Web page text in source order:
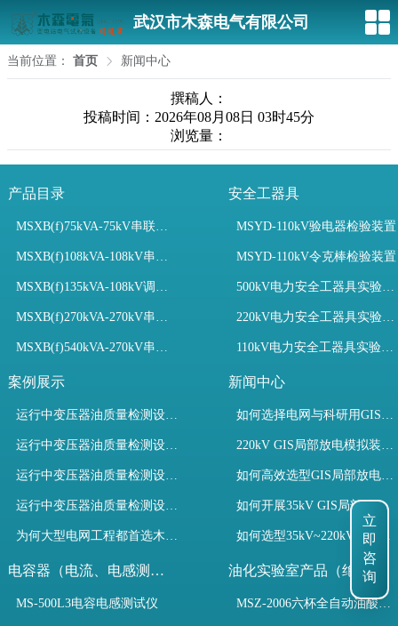
武汉市木森电气有限公司
当前位置： 首页 新闻中心
撰稿人：
投稿时间：2026年08月08日 03时45分
浏览量：
产品目录
MSXB(f)75kVA-75kV串联谐振装置
MSXB(f)108kVA-108kV串联谐振试验装置
MSXB(f)135kVA-108kV调频串联谐振试验装置
MSXB(f)270kVA-270kV串联谐振
MSXB(f)540kVA-270kV串联谐振试验装置
安全工器具
MSYD-110kV验电器检验装置
MSYD-110kV令克棒检验装置
500kV电力安全工器具实验室配置
220kV电力安全工器具实验室配置
110kV电力安全工器具实验室配置
案例展示
运行中变压器油质量检测设备有哪些优势？
运行中变压器油质量检测设备如何维护？
运行中变压器油质量检测设备包括哪些？
运行中变压器油质量检测设备如何选型？
为何大型电网工程都首选木森电气成套电力测试设备？
新闻中心
如何选择电网与科研用GIS局部放电模拟装置？
220kV GIS局部放电模拟装置试验如何开展？
如何高效选型GIS局部放电模拟装置？
如何开展35kV GIS局部放电模拟装置检测试验与选型
如何选型35kV~220kV GIS局部放电模拟装置？
电容器（电流、电感测试）
MS-500L3电容电感测试仪
油化实验室产品（绝缘油）
MSZ-2006六杯全自动油酸值测定仪
立
即
咨
询